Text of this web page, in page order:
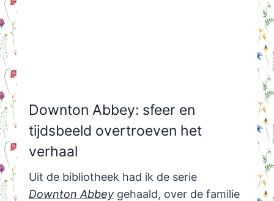
Downton Abbey: sfeer en
tijdsbeeld overtroeven het
verhaal
Uit de bibliotheek had ik de serie
Downton Abbeygehaald, over de familie